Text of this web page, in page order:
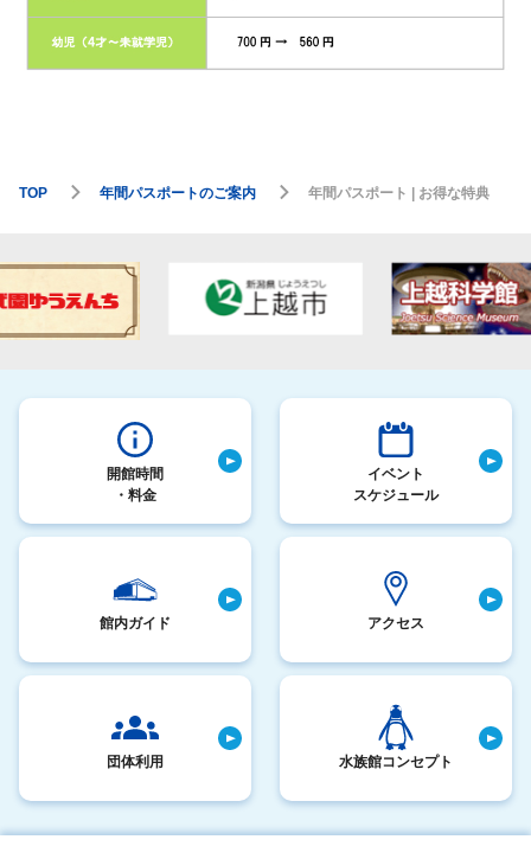
TOP 年間パスポートのご案内 年間パスポート | お得な特典
開館時間
・料金
イベント
スケジュール
館内ガイド アクセス
団体利用 水族館コンセプト